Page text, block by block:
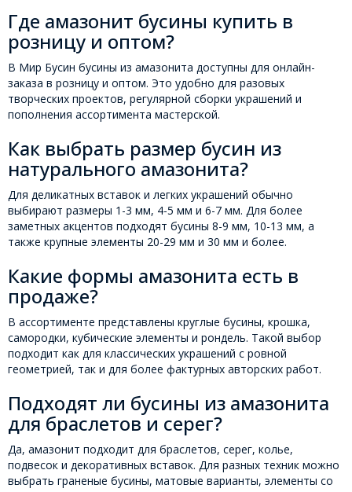
Где амазонит бусины купить в
розницу и оптом?
В Мир Бусин бусины из амазонита доступны для онлайн-
заказа в розницу и оптом. Это удобно для разовых
творческих проектов, регулярной сборки украшений и
пополнения ассортимента мастерской.
Как выбрать размер бусин из
натурального амазонита?
Для деликатных вставок и легких украшений обычно
выбирают размеры 1-3 мм, 4-5 мм и 6-7 мм. Для более
заметных акцентов подходят бусины 8-9 мм, 10-13 мм, а
также крупные элементы 20-29 мм и 30 мм и более.
Какие формы амазонита есть в
продаже?
В ассортименте представлены круглые бусины, крошка,
самородки, кубические элементы и рондель. Такой выбор
подходит как для классических украшений с ровной
геометрией, так и для более фактурных авторских работ.
Подходят ли бусины из амазонита
для браслетов и серег?
Да, амазонит подходит для браслетов, серег, колье,
подвесок и декоративных вставок. Для разных техник можно
выбрать граненые бусины, матовые варианты, элементы со